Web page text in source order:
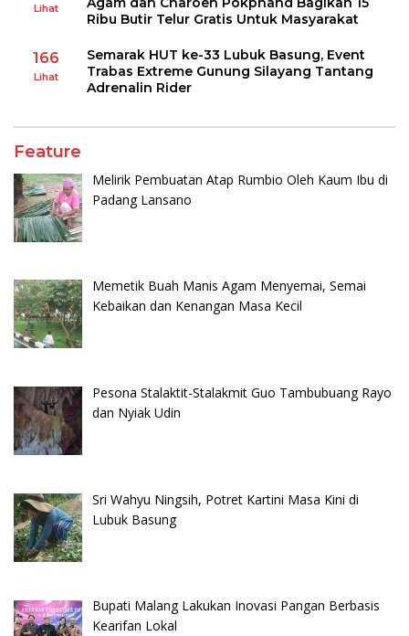
Lihat
Ribu Butir Telur Gratis Untuk Masyarakat
166
Lihat
Semarak HUT ke-33 Lubuk Basung, Event
Trabas Extreme Gunung Silayang Tantang
Adrenalin Rider
Feature
Melirik Pembuatan Atap Rumbio Oleh Kaum Ibu di
Padang Lansano
Memetik Buah Manis Agam Menyemai, Semai
Kebaikan dan Kenangan Masa Kecil
Pesona Stalaktit-Stalakmit Guo Tambubuang Rayo
dan Nyiak Udin
Sri Wahyu Ningsih, Potret Kartini Masa Kini di
Lubuk Basung
Bupati Malang Lakukan Inovasi Pangan Berbasis
Kearifan Lokal